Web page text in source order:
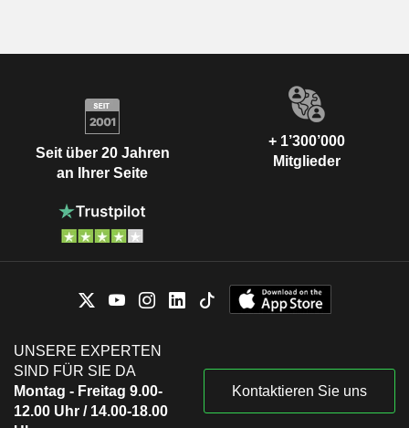
Seit über 20 Jahren
an Ihrer Seite
+ 1’300’000
Mitglieder
UNSERE EXPERTEN
SIND FÜR SIE DA
Montag - Freitag 9.00-
12.00 Uhr / 14.00-18.00
Kontaktieren Sie uns